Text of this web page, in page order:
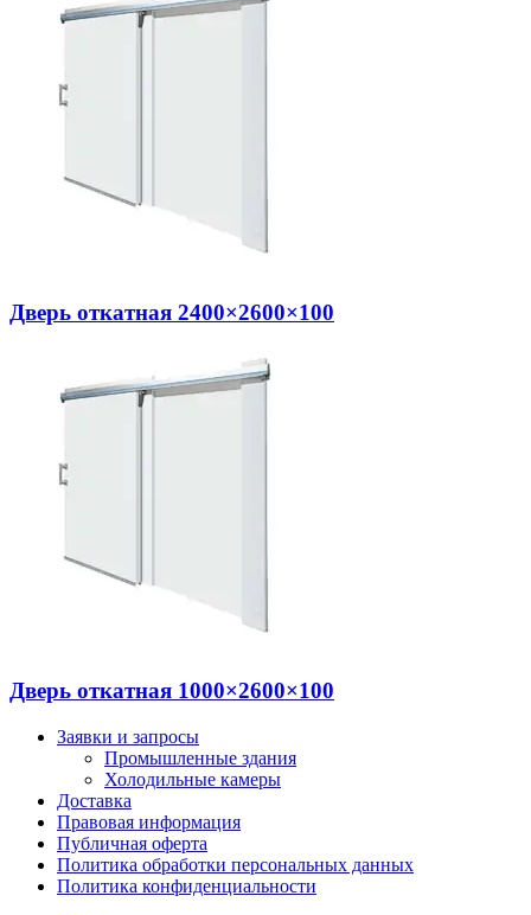
Дверь откатная 2400×2600×100
Дверь откатная 1000×2600×100
Заявки и запросы
Промышленные здания
Холодильные камеры
Доставка
Правовая информация
Публичная оферта
Политика обработки персональных данных
Политика конфиденциальности